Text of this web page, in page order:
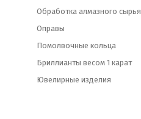
Обработка алмазного сырья
Оправы
Помолвочные кольца
Бриллианты весом 1 карат
Ювелирные изделия